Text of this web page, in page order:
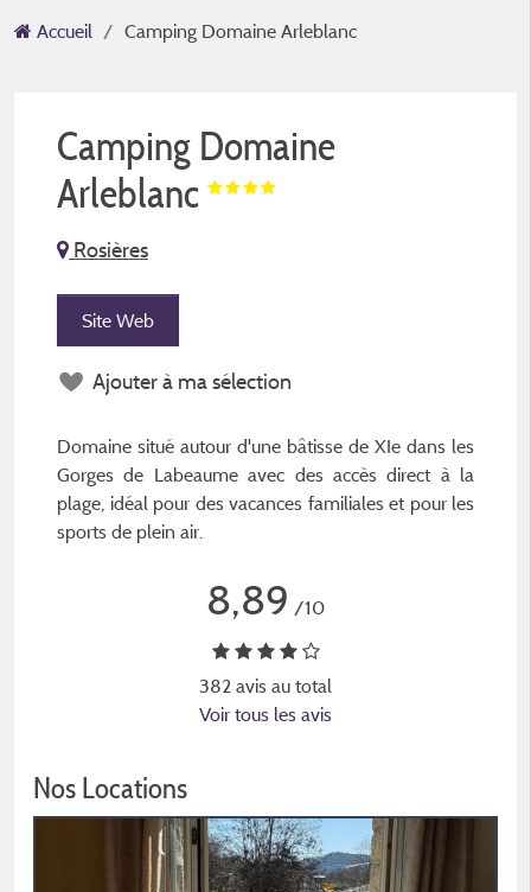
Accueil Camping Domaine Arleblanc
Camping Domaine
Arleblanc
Rosières
Site Web
Ajouter à ma sélection
Domaine situé autour d'une bâtisse de XIe dans les
Gorges de Labeaume avec des accès direct à la
plage, idéal pour des vacances familiales et pour les
sports de plein air.
8,89 /10
382 avis au total
Voir tous les avis
Nos Locations